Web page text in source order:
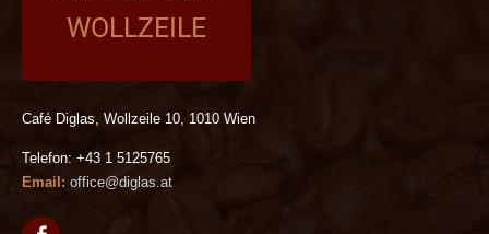
WOLLZEILE
Café Diglas, Wollzeile 10, 1010 Wien
Telefon: +43 1 5125765
Email: office@diglas.at